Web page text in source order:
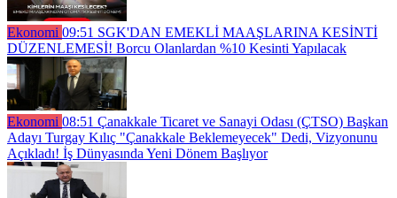
Ekonomi 09:51 SGK'DAN EMEKLİ MAAŞLARINA KESİNTİ
DÜZENLEMESİ! Borcu Olanlardan %10 Kesinti Yapılacak
Ekonomi 08:51 Çanakkale Ticaret ve Sanayi Odası (ÇTSO) Başkan
Adayı Turgay Kılıç "Çanakkale Beklemeyecek" Dedi, Vizyonunu
Açıkladı! İş Dünyasında Yeni Dönem Başlıyor